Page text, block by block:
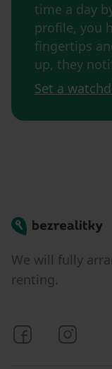
time a day
profile, you
fingertips
up, they
Set a
Bezrealitky
We will fully
renting.
Bezrealitky on